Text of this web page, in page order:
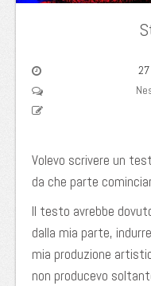
Volevo scrivere un
da che parte
Il testo avrebbe
dalla mia parte,
mia produzione
non producevo